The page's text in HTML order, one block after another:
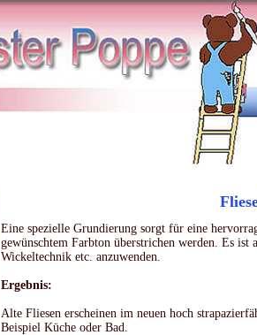
Eine spezielle Grundierung sorgt für eine
gewünschtem Farbton überstrichen werden. Es
Wickeltechnik etc. anzuwenden.
Ergebnis:
Alte Fliesen erscheinen im neuen hoch
Beispiel Küche oder Bad.